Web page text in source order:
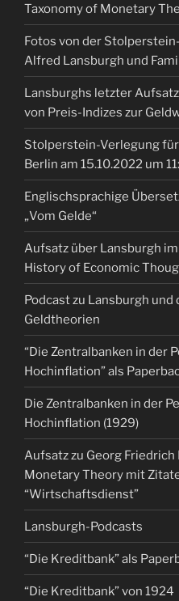
Taxonomy of Monetary
Fotos von der
Alfred Lansburgh und
Lansburghs letzter
von Preis-Indizes zur
Stolperstein-Verlegung
Berlin am 15.10.2022 um
Englischsprachige
„Vom Gelde“
Aufsatz über Lansburgh
History of Economic
Podcast zu Lansburgh
Geldtheorien
“Die Zentralbanken in der
Hochinflation” als
Die Zentralbanken in der
Hochinflation (1929)
Aufsatz zu Georg
Monetary Theory mit
“Wirtschaftsdienst”
Lansburgh-Podcasts
“Die Kreditbank” als
“Die Kreditbank” von 1924